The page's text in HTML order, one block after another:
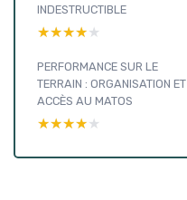
INDESTRUCTIBLE
★★★★★
★★★★★
PERFORMANCE SUR LE
TERRAIN : ORGANISATION ET
ACCÈS AU MATOS
★★★★★
★★★★★